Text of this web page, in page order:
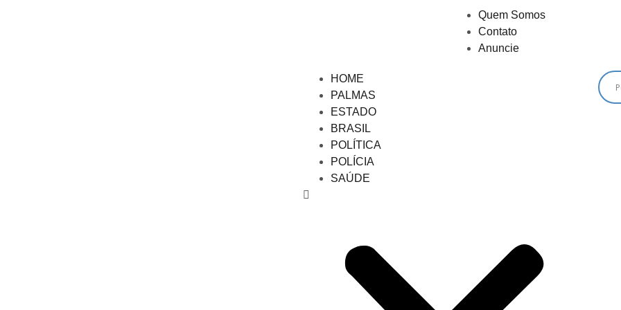
Quem Somos
Contato
Anuncie
HOME
PALMAS
ESTADO
BRASIL
POLÍTICA
POLÍCIA
SAÚDE